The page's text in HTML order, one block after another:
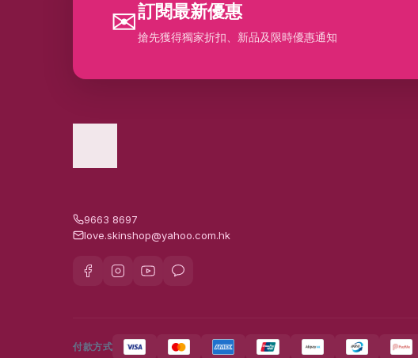
✉訂閱最新優惠
搶先獲得獨家折扣、新品及限時優惠通知
9663 8697
love.skinshop@yahoo.com.hk
付款方式